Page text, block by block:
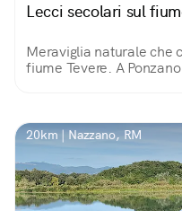
Lecci secolari sul
Meraviglia naturale che
fiume Tevere. A
20km | Nazzano, RM